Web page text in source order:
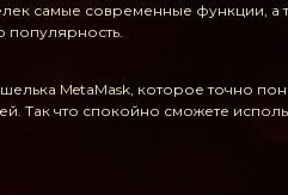
самые современные функции, а
популярность.
MetaMask, которое точно
Так что спокойно сможете